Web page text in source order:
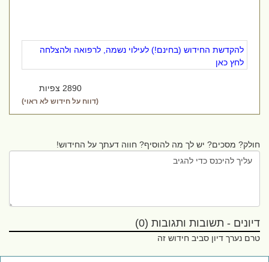
להקדשת החידוש (בחינם!) לעילוי נשמה, לרפואה ולהצלחה
לחץ כאן
2890 צפיות
(דווח על חידוש לא ראוי)
חולק? מסכים? יש לך מה להוסיף? חווה דעתך על החידוש!
דיונים - תשובות ותגובות (0)
טרם נערך דיון סביב חידוש זה